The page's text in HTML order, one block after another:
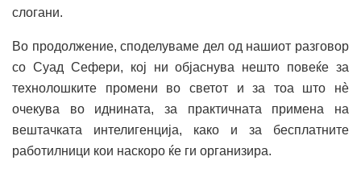
слогани.
Во продолжение, споделуваме дел од нашиот разговор
со Суад Сефери, кој ни објаснува нешто повеќе за
технолошките промени во светот и за тоа што нè
очекува во иднината, за практичната примена на
вештачката интелигенција, како и за бесплатните
работилници кои наскоро ќе ги организира.